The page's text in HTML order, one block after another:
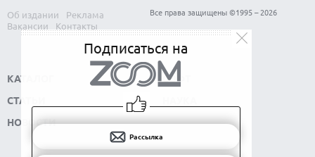
Об издании
Реклама
Вакансии
Контакты
Все права защищены ©1995 – 2026
КАТАЛОГ
СТАТЬИ
НОВОСТИ
СОФТ
Подписаться на
Рассылка